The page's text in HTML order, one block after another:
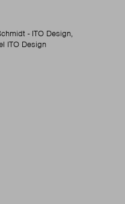
- ITO Design,
ITO Design